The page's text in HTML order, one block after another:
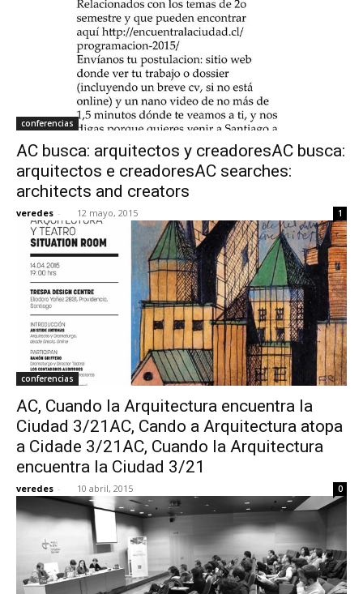
conferencias
AC busca: arquitectos y creadoresAC busca:
arquitectos e creadoresAC searches:
architects and creators
veredes - 12 mayo, 2015 1
conferencias
AC, Cuando la Arquitectura encuentra la
Ciudad 3/21AC, Cando a Arquitectura atopa
a Cidade 3/21AC, Cuando la Arquitectura
encuentra la Ciudad 3/21
veredes - 10 abril, 2015 0